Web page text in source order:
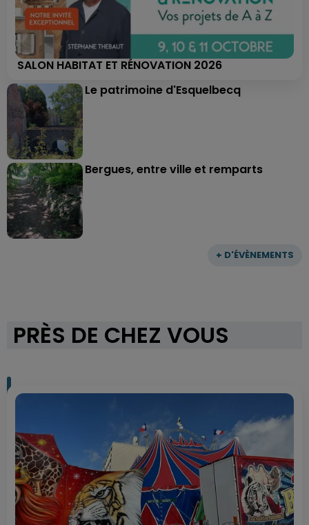
+ D'ÉVÈNEMENTS
SALON HABITAT ET RÉNOVATION 2026
Le patrimoine d'Esquelbecq
Bergues, entre ville et remparts
PRÈS DE CHEZ VOUS